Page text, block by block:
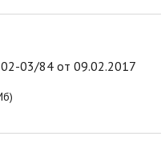
03/84 от 09.02.2017